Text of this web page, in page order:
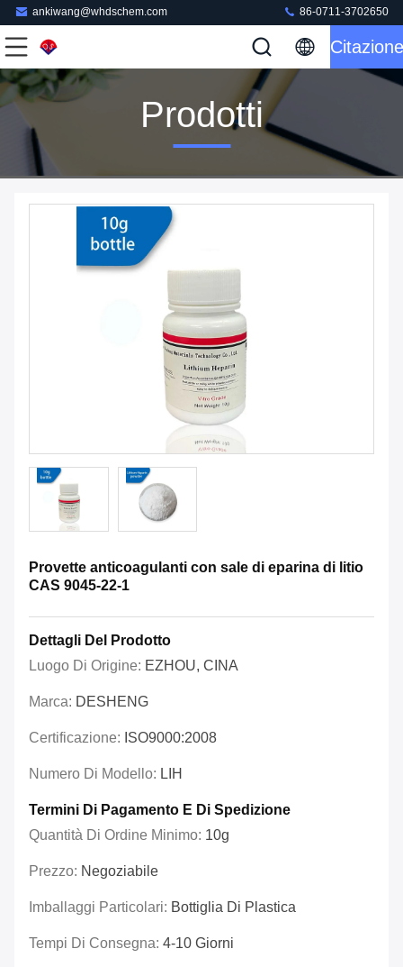
ankiwang@whdschem.com 86-0711-3702650
Citazione
Prodotti
Provette anticoagulanti con sale di eparina di litio
CAS 9045-22-1
Dettagli Del Prodotto
Luogo Di Origine: EZHOU, CINA
Marca: DESHENG
Certificazione: ISO9000:2008
Numero Di Modello: LIH
Termini Di Pagamento E Di Spedizione
Quantità Di Ordine Minimo: 10g
Prezzo: Negoziabile
Imballaggi Particolari: Bottiglia Di Plastica
Tempi Di Consegna: 4-10 Giorni